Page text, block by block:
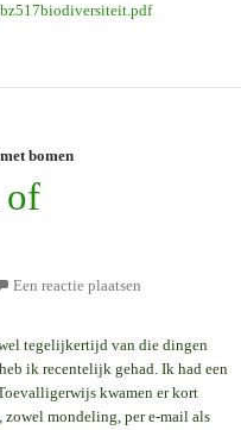
bomen
of
Een reactie plaatsen
tegelijkertijd van die dingen
ik recentelijk gehad. Ik had een
kwamen er kort
zowel mondeling, per e-mail als